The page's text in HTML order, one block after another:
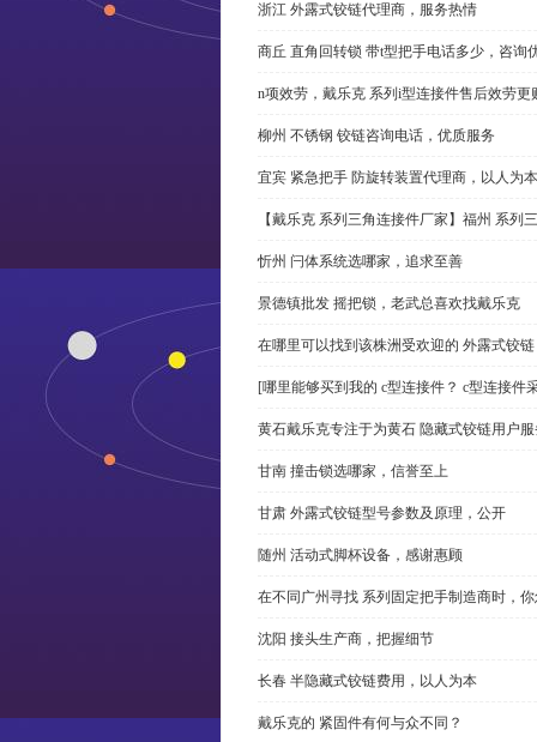
浙江 外露式铰链代理商，服务热情
商丘 直角回转锁 带t型把手电话多少，咨询
n项效劳，戴乐克 系列i型连接件售后效劳更
柳州 不锈钢 铰链咨询电话，优质服务
宜宾 紧急把手 防旋转装置代理商，以人为本
【戴乐克 系列三角连接件厂家】福州 系列
忻州 闩体系统选哪家，追求至善
景德镇批发 摇把锁，老武总喜欢找戴乐克
在哪里可以找到该株洲受欢迎的 外露式铰
[哪里能够买到我的 c型连接件？ c型连接件
黄石戴乐克专注于为黄石 隐藏式铰链用户
甘南 撞击锁选哪家，信誉至上
甘肃 外露式铰链型号参数及原理，公开
随州 活动式脚杯设备，感谢惠顾
在不同广州寻找 系列固定把手制造商时，
沈阳 接头生产商，把握细节
长春 半隐藏式铰链费用，以人为本
戴乐克的 紧固件有何与众不同？